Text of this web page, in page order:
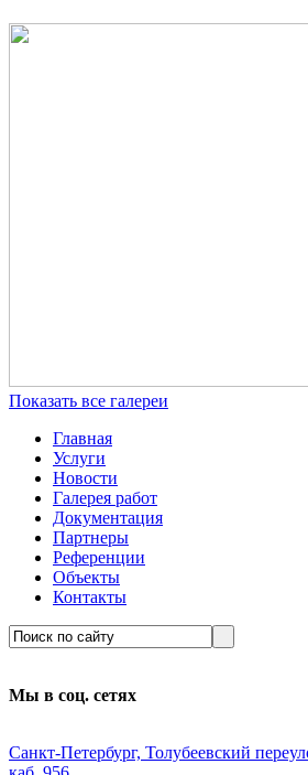
Показать все галереи
Главная
Услуги
Новости
Галерея работ
Документация
Партнеры
Референции
Объекты
Контакты
Мы в соц. сетях
Санкт-Петербург, Толубеевский